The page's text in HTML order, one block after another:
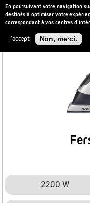
En poursuivant votre navigation
destinés à optimiser votre
correspondant à vos centres
j'accept
Non, merci.
contenu
principal
2200 W